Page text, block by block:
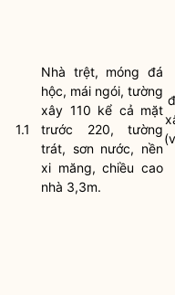
1.1
Nhà trệt, móng đá
hộc, mái ngói, tường
xây 110 kể cả mặt
trước 220, tường
trát, sơn nước, nền
xi măng, chiều cao
nhà 3,3m.